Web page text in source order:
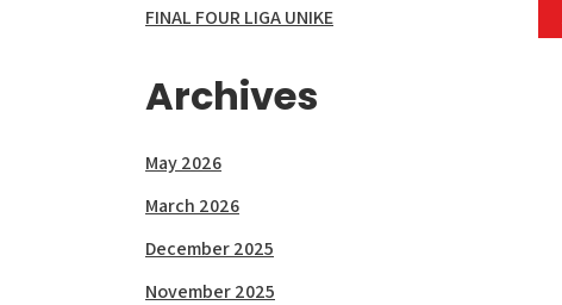
FINAL FOUR LIGA UNIKE
Archives
May 2026
March 2026
December 2025
November 2025